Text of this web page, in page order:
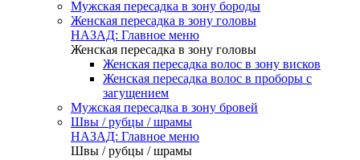
Мужская пересадка в зону бороды
Женская пересадка в зону головы
НАЗАД: Главное меню
Женская пересадка в зону головы
Женская пересадка волос в зону висков
Женская пересадка волос в проборы с
загущением
Мужская пересадка в зону бровей
Швы / рубцы / шрамы
НАЗАД: Главное меню
Швы / рубцы / шрамы